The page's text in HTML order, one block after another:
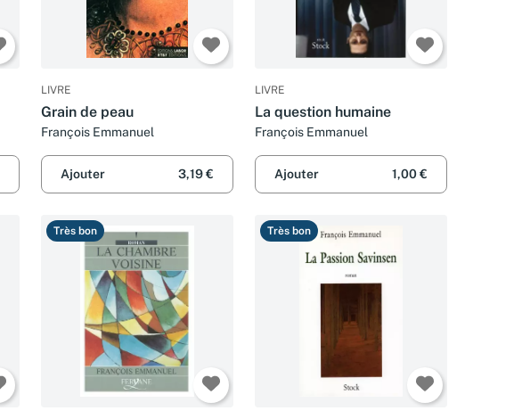
LIVRE
Grain de peau
François Emmanuel
Ajouter 3,19 €
LIVRE
La question humaine
François Emmanuel
Ajouter 1,00 €
Très bon Très bon